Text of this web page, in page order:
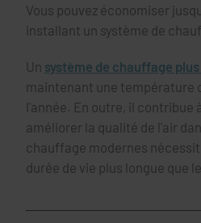
Vous pouvez économiser
installant un système de
Un système de chauffage
maintenant une température
l'année. En outre, il contribue
améliorer la qualité de l'air
chauffage modernes
durée de vie plus longue que